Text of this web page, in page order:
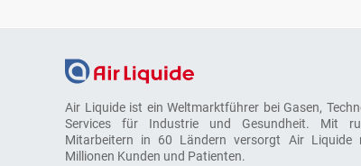
für Laseranwendungen oder in der
Lebensmittelindustrie zum Kühlen und
Schock ...
Air Liquide ist ein Weltmarktführer bei Gasen,
Services für Industrie und Gesundheit. Mit
Mitarbeitern in 60 Ländern versorgt Air Liquide
Millionen Kunden und Patienten.